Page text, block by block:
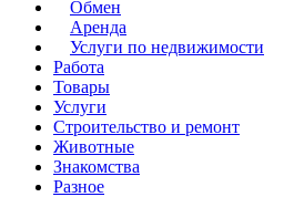
Обмен
Аренда
Услуги по недвижимости
Работа
Товары
Услуги
Строительство и ремонт
Животные
Знакомства
Разное